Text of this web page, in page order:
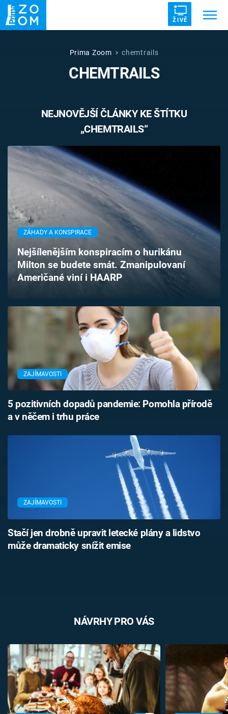
ŽIVĚ
DRUHÁ SVĚTOVÁ VÁLKA
VETŘELCI DÁVNOVĚKU
Pořady
TV Program
Časopis
Sledujte prima+
Prima Zoom chemtrails
CHEMTRAILS
NEJNOVĚJŠÍ ČLÁNKY KE ŠTÍTKU
„CHEMTRAILS“
ZÁHADY A KONSPIRACE
Nejšílenějším konspiracím o hurikánu
Milton se budete smát. Zmanipulovaní
Američané viní i HAARP
ZAJÍMAVOSTI
5 pozitivních dopadů pandemie: Pomohla přírodě
a v něčem i trhu práce
ZAJÍMAVOSTI
Stačí jen drobně upravit letecké plány a lidstvo
může dramaticky snížit emise
NÁVRHY PRO VÁS